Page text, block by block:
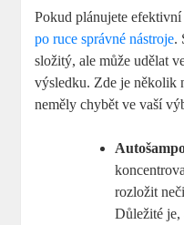
Pokud plánujete
po ruce správné nástroje.
složitý, ale může udělat
výsledku. Zde je několik
neměly chybět ve vaší
rozložit
Důležité